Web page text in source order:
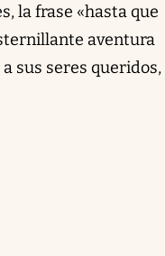
la frase «hasta que
aventura
sus seres queridos,